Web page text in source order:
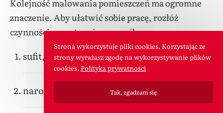
Kolejność malowania pomieszczeń ma ogromne
znaczenie. Aby ułatwić sobie pracę, rozłóż
czynności w następujący sposób:
sufit,
narożniki i krawędzie,
Strona wykorzystuje pliki cookies. Korzystając ze
strony wyrażasz zgodę na wykorzystywanie plików
cookies. Polityka prywatności
Tak, zgadzam się